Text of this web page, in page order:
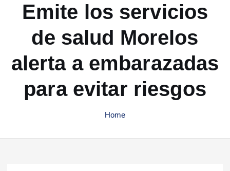
Emite los servicios
de salud Morelos
alerta a embarazadas
para evitar riesgos
Home